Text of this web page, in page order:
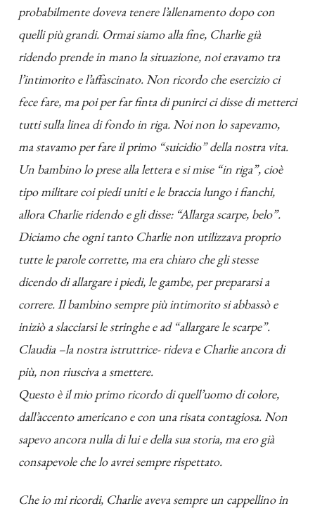
probabilmente doveva tenere l’allenamento dopo con
quelli più grandi. Ormai siamo alla fine, Charlie già
ridendo prende in mano la situazione, noi eravamo tra
l’intimorito e l’affascinato. Non ricordo che esercizio ci
fece fare, ma poi per far finta di punirci ci disse di metterci
tutti sulla linea di fondo in riga. Noi non lo sapevamo,
ma stavamo per fare il primo “suicidio” della nostra vita.
Un bambino lo prese alla lettera e si mise “in riga”, cioè
tipo militare coi piedi uniti e le braccia lungo i fianchi,
allora Charlie ridendo e gli disse: “Allarga scarpe, belo”.
Diciamo che ogni tanto Charlie non utilizzava proprio
tutte le parole corrette, ma era chiaro che gli stesse
dicendo di allargare i piedi, le gambe, per prepararsi a
correre. Il bambino sempre più intimorito si abbassò e
iniziò a slacciarsi le stringhe e ad “allargare le scarpe”.
Claudia –la nostra istruttrice- rideva e Charlie ancora di
più, non riusciva a smettere.
Questo è il mio primo ricordo di quell’uomo di colore,
dall’accento americano e con una risata contagiosa. Non
sapevo ancora nulla di lui e della sua storia, ma ero già
consapevole che lo avrei sempre rispettato.
Che io mi ricordi, Charlie aveva sempre un cappellino in